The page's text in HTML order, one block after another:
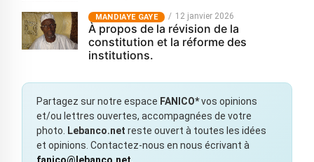
MANDIAYE GAYE 12 janvier 2026
À propos de la révision de la
constitution et la réforme des
institutions.
Partagez sur notre espace FANICO*vos opinions
et/ou lettres ouvertes, accompagnées de votre
photo.
Lebanco.net reste ouvert à toutes les idées
et opinions. Contactez-nous en nous écrivant à